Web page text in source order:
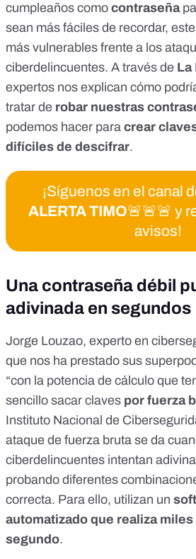
cumpleaños como contraseña
sean más fáciles de recordar,
más vulnerables frente a los
ciberdelincuentes. A través de La
expertos nos explican cómo
tratar de robar nuestras
podemos hacer para crear
difíciles de descifrar.
¡Síguenos en el canal
ALERTA TIMO🚨🚨🚨 y
avisos!
Una contraseña débil
adivinada en segundos
Jorge Louzao, experto en
que nos ha prestado sus
“con la potencia de cálculo que
sencillo sacar claves por fuerza
Instituto Nacional de
ataque de fuerza bruta se da
ciberdelincuentes intentan
probando diferentes
correcta. Para ello, utilizan un
automatizado que realiza
segundo.